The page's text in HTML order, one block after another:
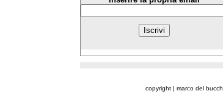
copyright | marco del